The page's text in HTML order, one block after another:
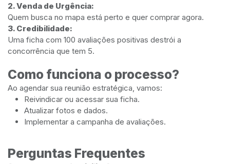
2. Venda de Urgência:
Quem busca no mapa está perto e quer comprar agora.
3. Credibilidade:
Uma ficha com 100 avaliações positivas destrói a
concorrência que tem 5.
Como funciona o processo?
Ao agendar sua reunião estratégica, vamos:
Reivindicar ou acessar sua ficha.
Atualizar fotos e dados.
Implementar a campanha de avaliações.
Perguntas Frequentes